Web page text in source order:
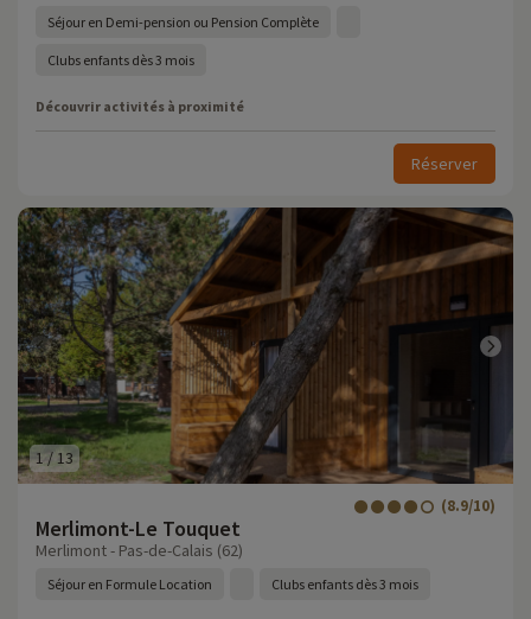
Séjour en Demi-pension ou Pension Complète
Clubs enfants dès 3 mois
Découvrir activités à proximité
Réserver
1/13
Merlimont-Le Touquet
(8.9/10)
Merlimont - Pas-de-Calais (62)
Séjour en Formule Location Clubs enfants dès 3 mois